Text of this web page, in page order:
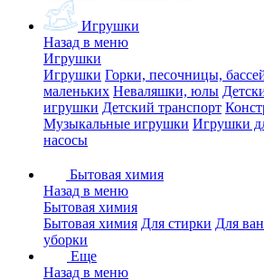
Игрушки
Назад в меню
Игрушки
Игрушки Горки, песочницы,
маленьких Неваляшки, юлы
игрушки Детский транспорт
Музыкальные игрушки Игрушки
насосы
Бытовая химия
Назад в меню
Бытовая химия
Бытовая химия Для стирки Для
уборки
Еще
Назад в меню